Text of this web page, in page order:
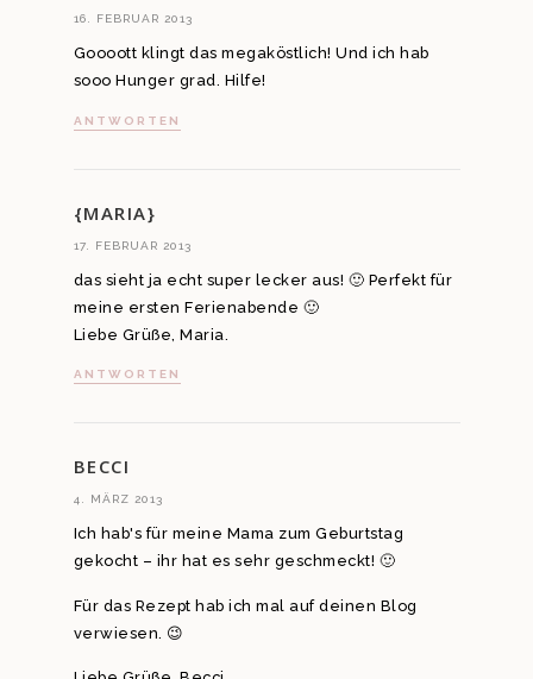
16. FEBRUAR 2013
Goooott klingt das megaköstlich! Und ich hab
sooo Hunger grad. Hilfe!
ANTWORTEN
{MARIA}
17. FEBRUAR 2013
das sieht ja echt super lecker aus! 🙂 Perfekt für
meine ersten Ferienabende 🙂
Liebe Grüße, Maria.
ANTWORTEN
BECCI
4. MÄRZ 2013
Ich hab's für meine Mama zum Geburtstag
gekocht – ihr hat es sehr geschmeckt! 🙂
Für das Rezept hab ich mal auf deinen Blog
verwiesen. 😉